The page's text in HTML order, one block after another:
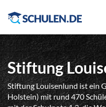
Stiftung
Stiftung Louisenlund ist ein
Holstein) mit rund 470